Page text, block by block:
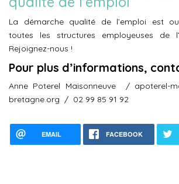
La démarche qualité de l’emploi est
toutes les structures employeuses de
Rejoignez-nous !
Pour plus d’informations,
Anne Poterel Maisonneuve / apoterel-
bretagne.org / 02 99 85 91 92
EMAIL FACEBOOK